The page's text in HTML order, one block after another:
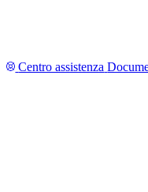
Centro assistenza